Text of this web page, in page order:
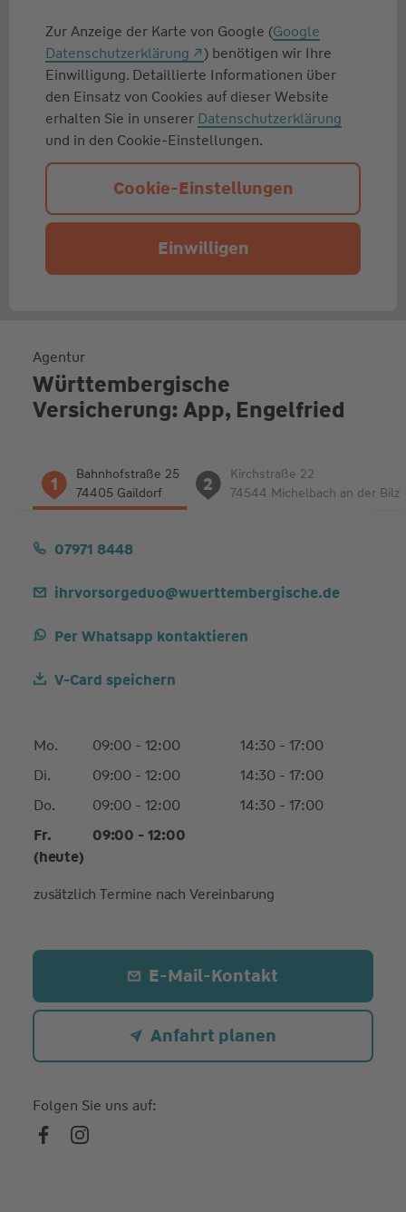
Zur Anzeige der Karte von Google (Google
Datenschutzerklärung
) benötigen wir Ihre
Einwilligung. Detaillierte Informationen über
den Einsatz von Cookies auf dieser Website
erhalten Sie in unserer Datenschutzerklärung
und in den Cookie-Einstellungen.
Cookie-Einstellungen
Einwilligen
Agentur
Württembergische
Versicherung: App, Engelfried
Adressen
1
Bahnhofstraße 25
74405 Gaildorf
2
Kirchstraße 22
74544 Michelbach an der Bilz
07971 8448
ihrvorsorgeduo@wuerttembergische.de
Per Whatsapp kontaktieren
V-Card speichern
Mo. 09:00 - 12:00
14:30 - 17:00
Di.
09:00 - 12:00
14:30 - 17:00
Do.
09:00 - 12:00
14:30 - 17:00
Fr.
(heute)
09:00 - 12:00
zusätzlich Termine nach Vereinbarung
E-Mail-Kontakt
Anfahrt planen
Folgen Sie uns auf: